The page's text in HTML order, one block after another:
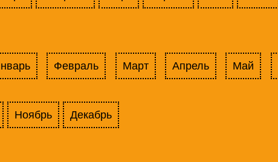
Февраль Март Апрель Май
Ноябрь Декабрь